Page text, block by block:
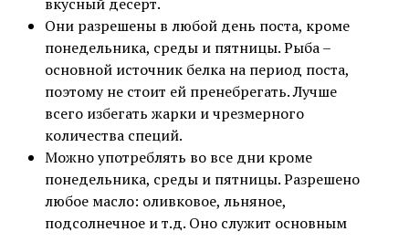
Они разрешены в любой день поста, кроме
понедельника, среды и пятницы. Рыба –
основной источник белка на период поста,
поэтому не стоит ей пренебрегать. Лучше
всего избегать жарки и чрезмерного
количества специй.
Можно употреблять во все дни кроме
понедельника, среды и пятницы. Разрешено
любое масло: оливковое, льняное,
подсолнечное и т.д. Оно служит основным